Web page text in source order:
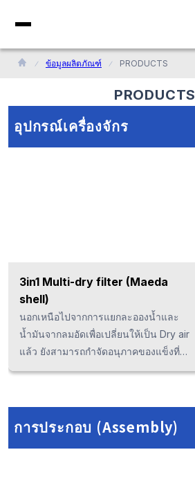
ข้อมูลผลิตภัณฑ์ PRODUCTS
PRODUCTS
อุปกรณ์เครื่องจักร
3in1 Multi-dry filter (Maeda
shell)
นอกเหนือไปจากการแยกละอองน้ำและ
น้ำมันจากลมอัดเพื่อเปลี่ยนให้เป็น Dry air
แล้ว ยังสามารถกำจัดอนุภาคของแข็งที่มี
ขนาดใหญ่กว่า 0.01μm ได้อีกด้วย พร้อม
ให้กับ Compressor air, มีประสิทธิภาพสูง
และช่วยประหยัดพลังงาน อีกท้ัง Element
การประกอบ (Assembly)